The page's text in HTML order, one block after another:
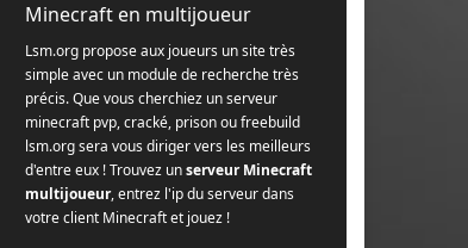
Minecraft en multijoueur
Lsm.org propose aux joueurs un site très
simple avec un module de recherche très
précis. Que vous cherchiez un serveur
minecraft pvp, cracké, prison ou freebuild
lsm.org sera vous diriger vers les meilleurs
d'entre eux ! Trouvez unserveur Minecraft
multijoueur, entrez l'ip du serveur dans
votre client Minecraft et jouez !